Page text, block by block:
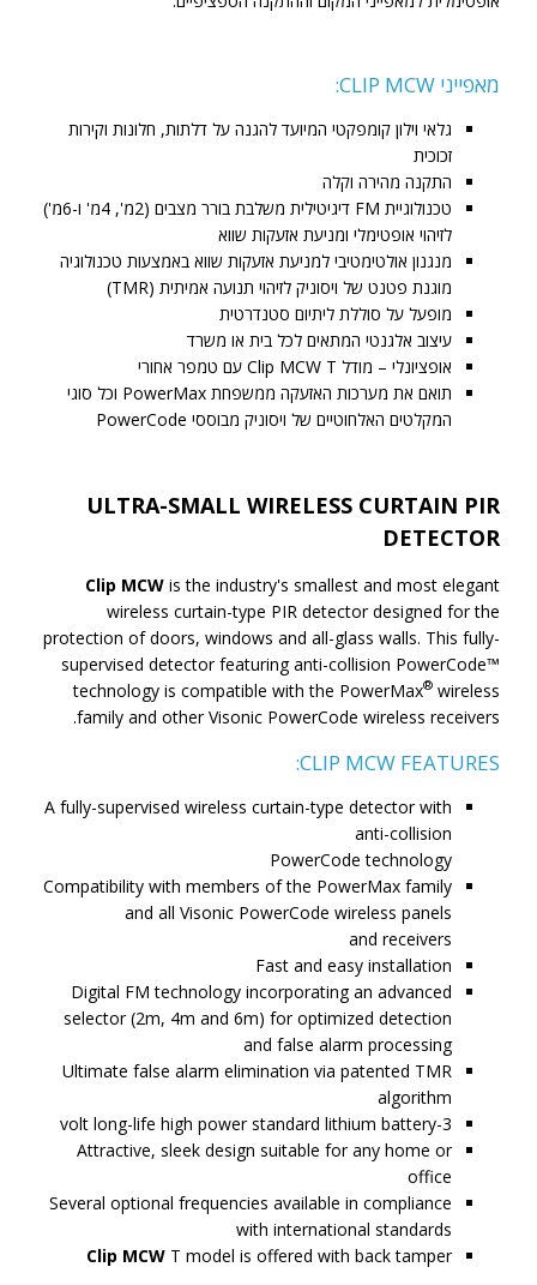
מאפייני CLIP MCW:
גלאי וילון קומפקטי המיועד להגנה על דלתות, חלונות וקירות
זכוכית
התקנה מהירה וקלה
טכנולוגיית FM דיגיטילית משלבת בורר מצבים (2מ', 4מ' ו-6מ')
לזיהוי אופטימלי ומניעת אזעקות שווא
מנגנון אולטימטיבי למניעת אזעקות שווא באמצעות טכנולוגיה
מוגנת פטנט של ויסוניק לזיהוי תנועה אמיתית (TMR)
מופעל על סוללת ליתיום סטנדרטית
עיצוב אלגנטי המתאים לכל בית או משרד
אופציונלי – מודל Clip MCW T עם טמפר אחורי
תואם את מערכות האזעקה ממשפחת PowerMax וכל סוגי
המקלטים האלחוטיים של ויסוניק מבוססי PowerCode
ULTRA-SMALL WIRELESS CURTAIN PIR
DETECTOR
Clip MCW is the industry's smallest and most elegant
wireless curtain-type PIR detector designed for the
protection of doors, windows and all-glass walls. This fully-
supervised detector featuring anti-collision PowerCode™
technology is compatible with the PowerMax® wireless
family and other Visonic PowerCode wireless receivers.
CLIP MCW FEATURES:
A fully-supervised wireless curtain-type detector with
anti-collision
PowerCode technology
Compatibility with members of the PowerMax family
and all Visonic PowerCode wireless panels
and receivers
Fast and easy installation
Digital FM technology incorporating an advanced
selector (2m, 4m and 6m) for optimized detection
and false alarm processing
Ultimate false alarm elimination via patented TMR
algorithm
3-volt long-life high power standard lithium battery
Attractive, sleek design suitable for any home or
office
Several optional frequencies available in compliance
with international standards
Clip MCW T model is offered with back tamper